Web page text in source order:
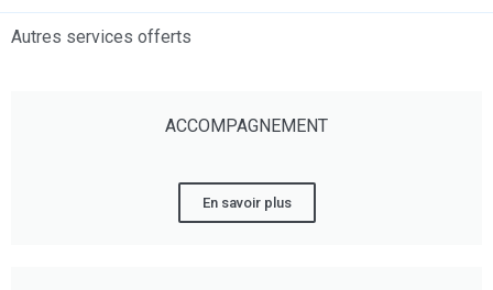
Autres services offerts
ACCOMPAGNEMENT
En savoir plus